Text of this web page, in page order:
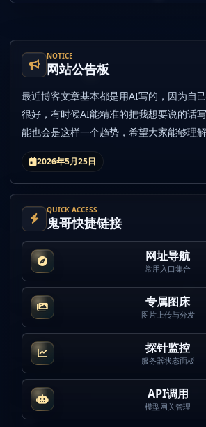
NOTICE
网站公告板
最近博客文章基本都是用AI写的，因为自
很好，有时候AI能精准的把我想要说的话
能也会是这样一个趋势，希望大家能够理解
2026年5月25日
QUICK ACCESS
鬼哥快捷链接
网址导航
常用入口集合
专属图床
图片上传与分发
探针监控
服务器状态面板
API调用
模型网关管理